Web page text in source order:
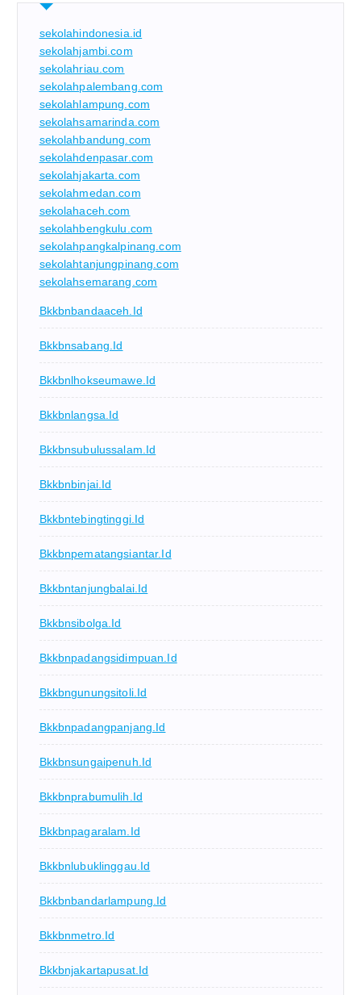
sekolahindonesia.id
sekolahjambi.com
sekolahriau.com
sekolahpalembang.com
sekolahlampung.com
sekolahsamarinda.com
sekolahbandung.com
sekolahdenpasar.com
sekolahjakarta.com
sekolahmedan.com
sekolahaceh.com
sekolahbengkulu.com
sekolahpangkalpinang.com
sekolahtanjungpinang.com
sekolahsemarang.com
Bkkbnbandaaceh.id
Bkkbnsabang.id
Bkkbnlhokseumawe.id
Bkkbnlangsa.id
Bkkbnsubulussalam.id
Bkkbnbinjai.id
Bkkbntebingtinggi.id
Bkkbnpematangsiantar.id
Bkkbntanjungbalai.id
Bkkbnsibolga.id
Bkkbnpadangsidimpuan.id
Bkkbngunungsitoli.id
Bkkbnpadangpanjang.id
Bkkbnsungaipenuh.id
Bkkbnprabumulih.id
Bkkbnpagaralam.id
Bkkbnlubuklinggau.id
Bkkbnbandarlampung.id
Bkkbnmetro.id
Bkkbnjakartapusat.id